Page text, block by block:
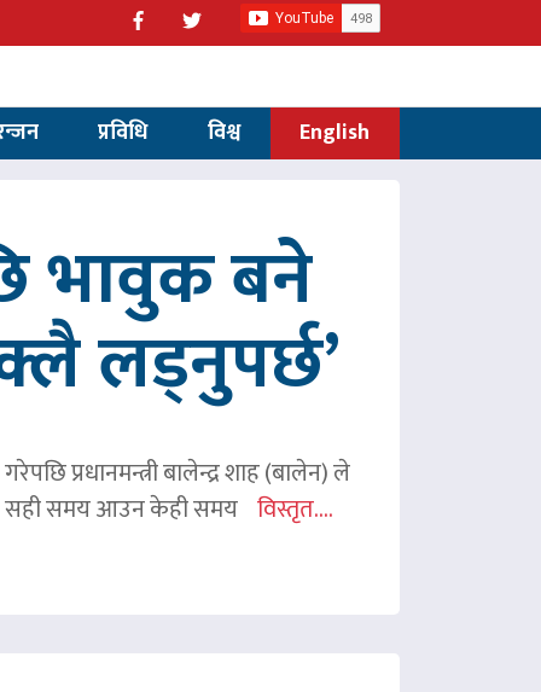
प्रविधि विश्व English
भावुक बने
लड्नुपर्छ’
प्रधानमन्त्री बालेन्द्र शाह (बालेन) ले
सही समय आउन केही समय विस्तृत....